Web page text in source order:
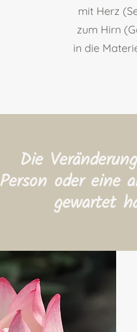
mit​ Herz
zum​​ Hirn
in die
Die
Person oder eine
gewartet